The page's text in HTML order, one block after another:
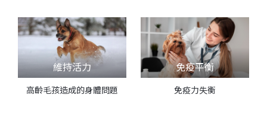
維持活力
高齡毛孩造成的身體問題
免疫平衡
免疫力失衡